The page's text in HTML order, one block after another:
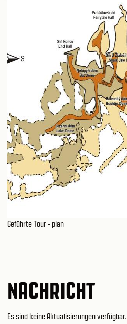
Geführte Tour - plan
NACHRICHT
Es sind keine Aktualisierungen verfügbar.